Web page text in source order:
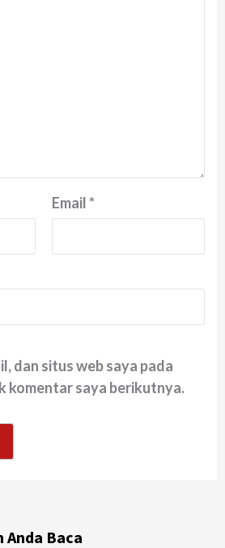
Email*
dan situs web saya pada
komentar saya berikutnya.
Anda Baca